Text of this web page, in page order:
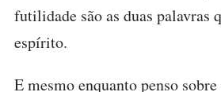
futilidade são as duas palavras
espírito.
E mesmo enquanto penso